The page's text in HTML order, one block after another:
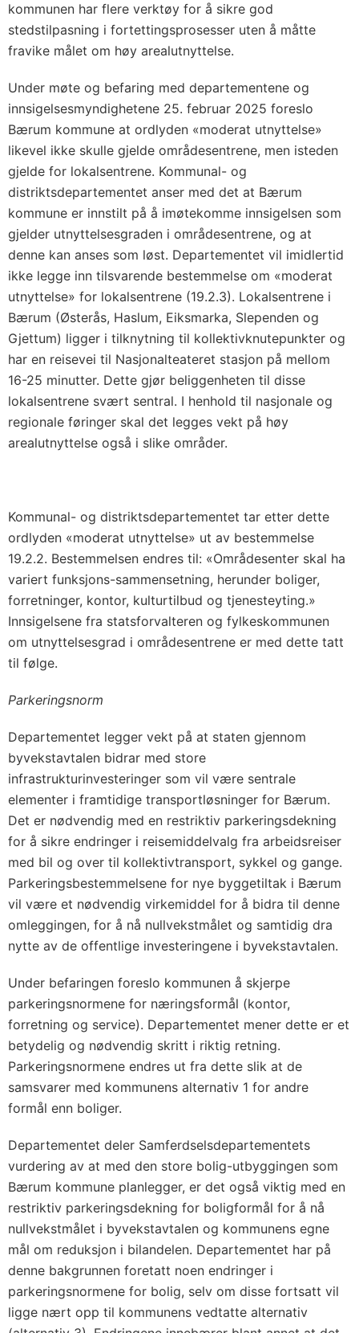
kommunen har flere verktøy for å sikre god
stedstilpasning i fortettingsprosesser uten å måtte
fravike målet om høy arealutnyttelse.
Under møte og befaring med departementene og
innsigelsesmyndighetene 25. februar 2025 foreslo
Bærum kommune at ordlyden «moderat utnyttelse»
likevel ikke skulle gjelde områdesentrene, men isteden
gjelde for lokalsentrene. Kommunal- og
distriktsdepartementet anser med det at Bærum
kommune er innstilt på å imøtekomme innsigelsen som
gjelder utnyttelsesgraden i områdesentrene, og at
denne kan anses som løst. Departementet vil imidlertid
ikke legge inn tilsvarende bestemmelse om «moderat
utnyttelse» for lokalsentrene (19.2.3). Lokalsentrene i
Bærum (Østerås, Haslum, Eiksmarka, Slependen og
Gjettum) ligger i tilknytning til kollektivknutepunkter og
har en reisevei til Nasjonalteateret stasjon på mellom
16-25 minutter. Dette gjør beliggenheten til disse
lokalsentrene svært sentral. I henhold til nasjonale og
regionale føringer skal det legges vekt på høy
arealutnyttelse også i slike områder.
Kommunal- og distriktsdepartementet tar etter dette
ordlyden «moderat utnyttelse» ut av bestemmelse
19.2.2. Bestemmelsen endres til: «Områdesenter skal ha
variert funksjons-sammensetning, herunder boliger,
forretninger, kontor, kulturtilbud og tjenesteyting.»
Innsigelsene fra statsforvalteren og fylkeskommunen
om utnyttelsesgrad i områdesentrene er med dette tatt
til følge.
Parkeringsnorm
Departementet legger vekt på at staten gjennom
byvekstavtalen bidrar med store
infrastrukturinvesteringer som vil være sentrale
elementer i framtidige transportløsninger for Bærum.
Det er nødvendig med en restriktiv parkeringsdekning
for å sikre endringer i reisemiddelvalg fra arbeidsreiser
med bil og over til kollektivtransport, sykkel og gange.
Parkeringsbestemmelsene for nye byggetiltak i Bærum
vil være et nødvendig virkemiddel for å bidra til denne
omleggingen, for å nå nullvekstmålet og samtidig dra
nytte av de offentlige investeringene i byvekstavtalen.
Under befaringen foreslo kommunen å skjerpe
parkeringsnormene for næringsformål (kontor,
forretning og service). Departementet mener dette er et
betydelig og nødvendig skritt i riktig retning.
Parkeringsnormene endres ut fra dette slik at de
samsvarer med kommunens alternativ 1 for andre
formål enn boliger.
Departementet deler Samferdselsdepartementets
vurdering av at med den store bolig-utbyggingen som
Bærum kommune planlegger, er det også viktig med en
restriktiv parkeringsdekning for boligformål for å nå
nullvekstmålet i byvekstavtalen og kommunens egne
mål om reduksjon i bilandelen. Departementet har på
denne bakgrunnen foretatt noen endringer i
parkeringsnormene for bolig, selv om disse fortsatt vil
ligge nært opp til kommunens vedtatte alternativ